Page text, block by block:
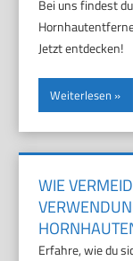
Bei uns findest
Jetzt entdecken!
Weiterlesen
WIE
Erfahre, wie du